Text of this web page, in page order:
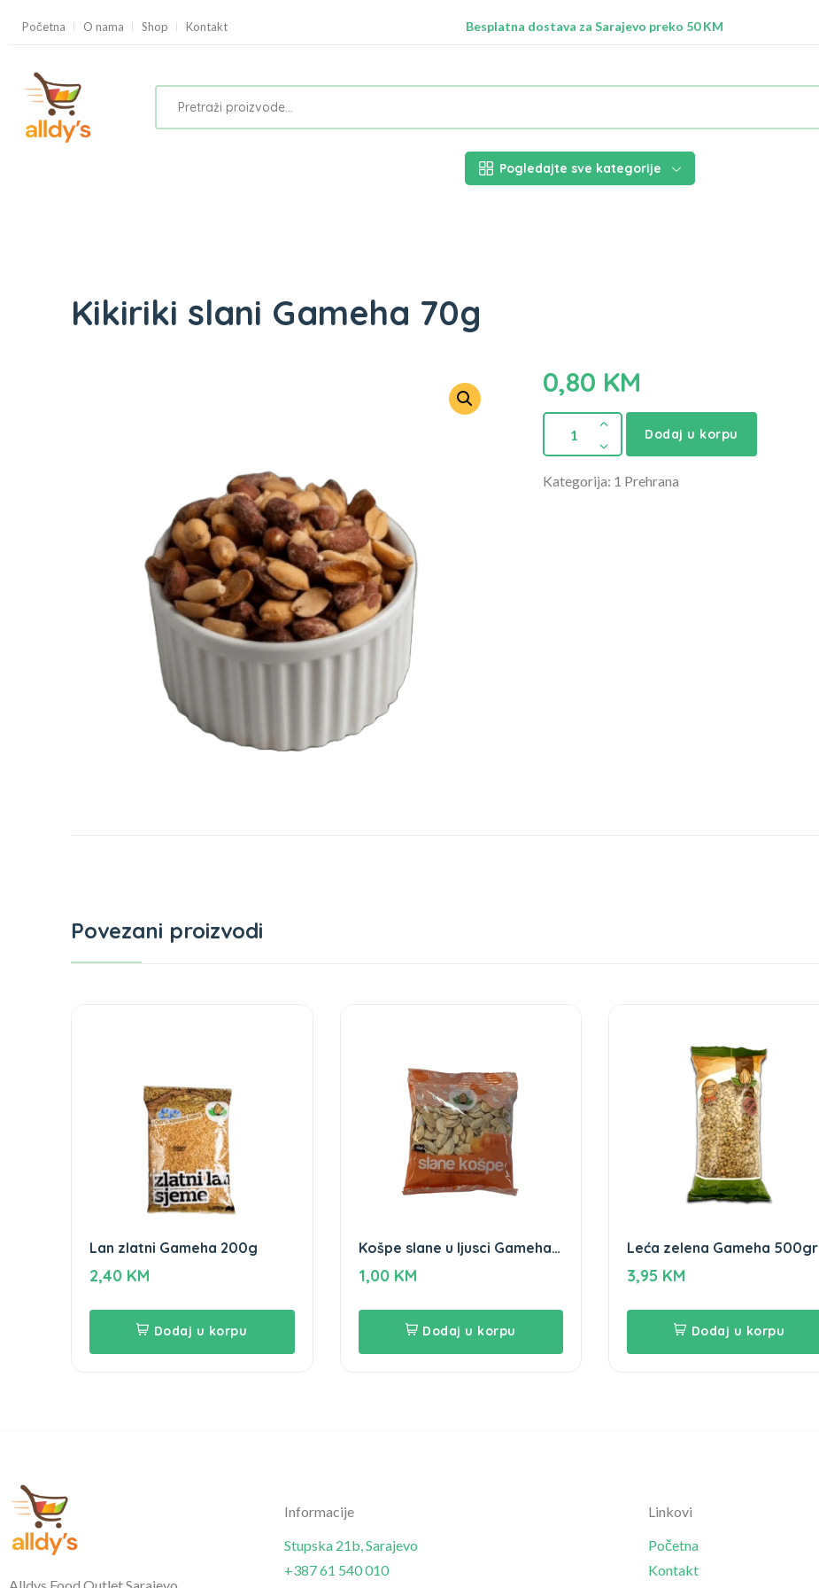
Početna O nama Shop Kontakt
Nalazimo se na adresi Stupska 21b, Ilidža 71210
Pogledajte sve kategorije
Kikiriki slani Gameha 70g
0,80 KM
Dodaj u korpu
Kategorija: 1 Prehrana
Povezani proizvodi
Lan zlatni Gameha 200g
2,40 KM
Dodaj u korpu
Košpe slane u ljusci Gameha
70g
1,00 KM
Dodaj u korpu
Leća zelena Gameha 500gr
3,95 KM
Dodaj u korpu
Informacije
Stupska 21b, Sarajevo
+387 61 540 010
Linkovi
Početna
Kontakt